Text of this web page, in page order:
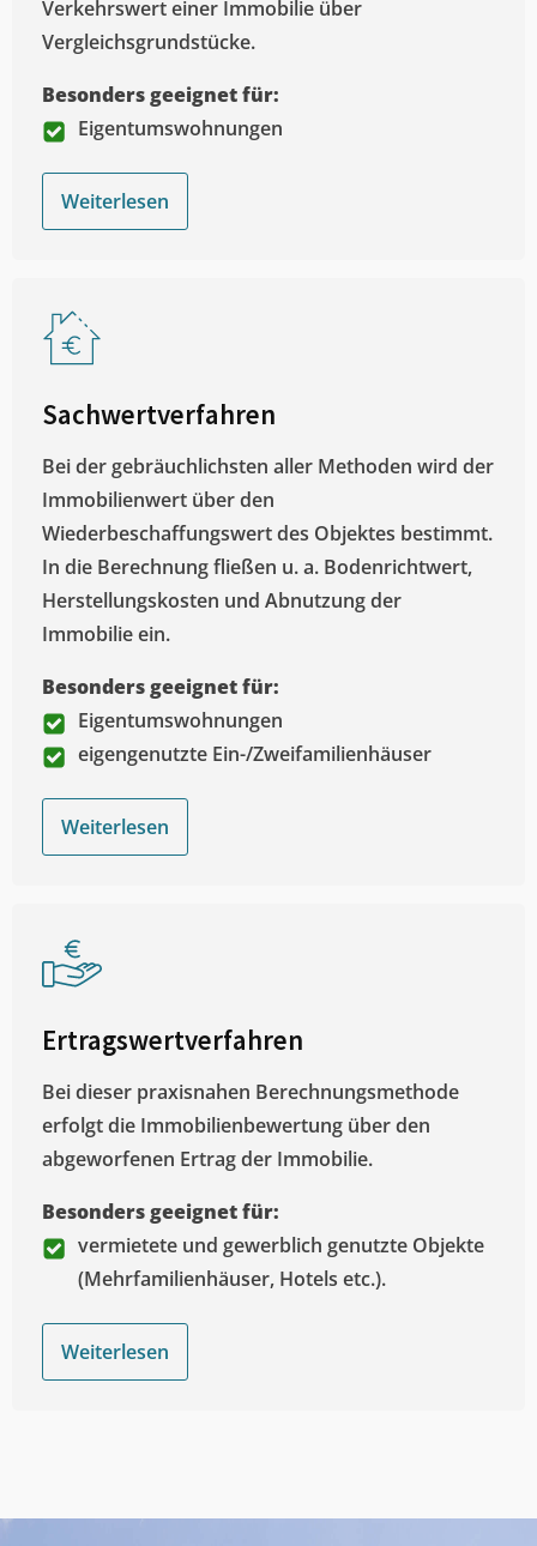
Verkehrswert einer Immobilie über
Vergleichsgrundstücke.
Besonders geeignet für:
Eigentumswohnungen
Weiterlesen
Sachwertverfahren
Bei der gebräuchlichsten aller Methoden wird der
Immobilienwert über den
Wiederbeschaffungswert des Objektes bestimmt.
In die Berechnung fließen u. a. Bodenrichtwert,
Herstellungskosten und Abnutzung der
Immobilie ein.
Besonders geeignet für:
Eigentumswohnungen
eigengenutzte Ein-/Zweifamilienhäuser
Weiterlesen
Ertragswertverfahren
Bei dieser praxisnahen Berechnungsmethode
erfolgt die Immobilienbewertung über den
abgeworfenen Ertrag der Immobilie.
Besonders geeignet für:
vermietete und gewerblich genutzte Objekte
(Mehrfamilienhäuser, Hotels etc.).
Weiterlesen